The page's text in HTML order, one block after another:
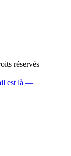
réservés
est là —